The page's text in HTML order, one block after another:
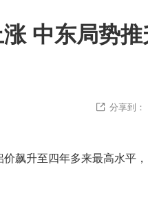
中东局势推
 分享到：
飙升至四年多来最高水平